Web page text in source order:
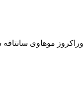
موهاوی سانتافه